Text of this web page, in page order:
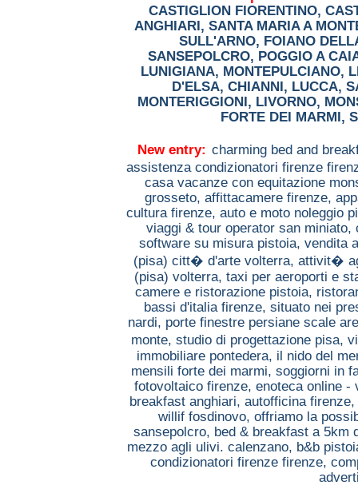
CASTIGLION FIORENTINO,
ANGHIARI, SANTA MARIA A
SULL'ARNO, FOIANO
SANSEPOLCRO, POGGIO A
LUNIGIANA, MONTEPULCIANO,
D'ELSA, CHIANNI, LUCCA,
MONTERIGGIONI, LIVORNO,
FORTE DEI MARMI,
New entry: charming bed and
assistenza condizionatori firenze
casa vacanze con equitazione
grosseto, affittacamere firenze,
cultura firenze, auto e moto noleggio
viaggi & tour operator san miniato,
software su misura pistoia, vendita
(pisa) citt� d'arte volterra, attivit�
(pisa) volterra, taxi per aeroporti e
camere e ristorazione pistoia,
bassi d'italia firenze, situato nei
nardi, porte finestre persiane scale
monte, studio di progettazione pisa,
immobiliare pontedera, il nido del
mensili forte dei marmi, soggiorni in
fotovoltaico firenze, enoteca online
breakfast anghiari, autofficina firenze,
willif fosdinovo, offriamo la
sansepolcro, bed & breakfast a 5km
mezzo agli ulivi. calenzano, b&b
condizionatori firenze firenze,